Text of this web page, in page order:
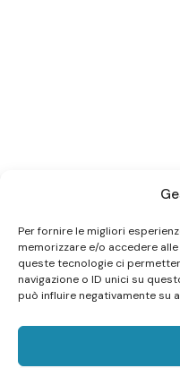
Per fornire le migliori
memorizzare e/o accedere
queste tecnologie ci
navigazione o ID unici su
può influire negativamente su